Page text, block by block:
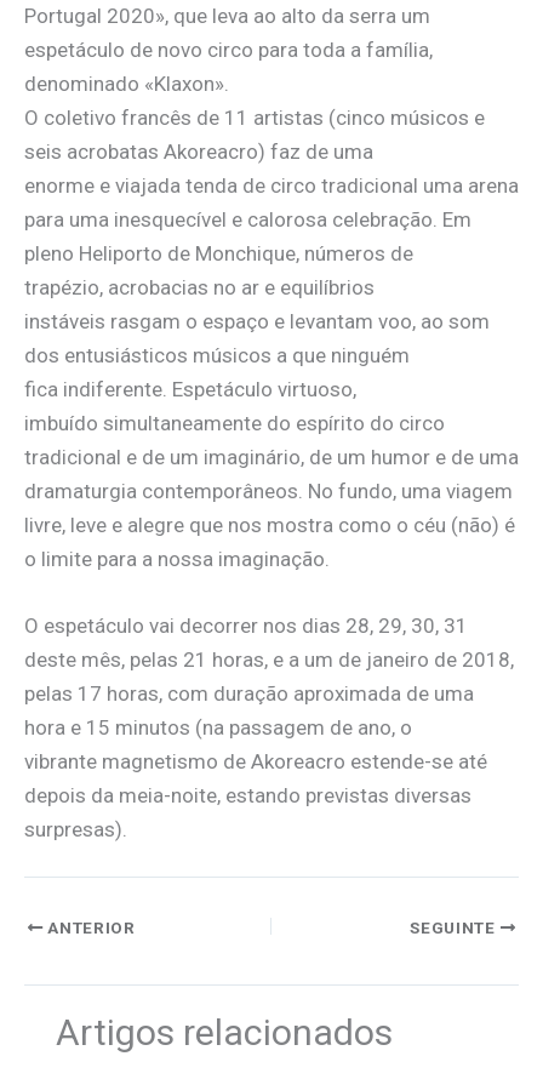
Portugal 2020», que leva ao alto da serra um
espetáculo de novo circo para toda a família,
denominado «Klaxon».
O coletivo francês de 11 artistas (cinco músicos e
seis acrobatas Akoreacro) faz de uma
enorme e viajada tenda de circo tradicional uma arena
para uma inesquecível e calorosa celebração. Em
pleno Heliporto de Monchique, números de
trapézio, acrobacias no ar e equilíbrios
instáveis rasgam o espaço e levantam voo, ao som
dos entusiásticos músicos a que ninguém
fica indiferente. Espetáculo virtuoso,
imbuído simultaneamente do espírito do circo
tradicional e de um imaginário, de um humor e de uma
dramaturgia contemporâneos. No fundo, uma viagem
livre, leve e alegre que nos mostra como o céu (não) é
o limite para a nossa imaginação.
O espetáculo vai decorrer nos dias 28, 29, 30, 31
deste mês, pelas 21 horas, e a um de janeiro de 2018,
pelas 17 horas, com duração aproximada de uma
hora e 15 minutos (na passagem de ano, o
vibrante magnetismo de Akoreacro estende-se até
depois da meia-noite, estando previstas diversas
surpresas).
ANTERIOR SEGUINTE
Artigos relacionados